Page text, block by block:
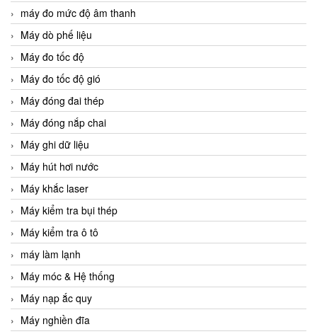
máy đo mức độ âm thanh
Máy dò phế liệu
Máy đo tốc độ
Máy đo tốc độ gió
Máy đóng đai thép
Máy đóng nắp chai
Máy ghi dữ liệu
Máy hút hơi nước
Máy khắc laser
Máy kiểm tra bụi thép
Máy kiểm tra ô tô
máy làm lạnh
Máy móc & Hệ thống
Máy nạp ắc quy
Máy nghiền đĩa